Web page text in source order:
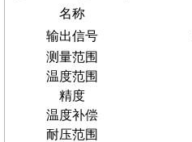
名称
输出信号
测量范围
温度范围
精度
温度补偿
耐压范围